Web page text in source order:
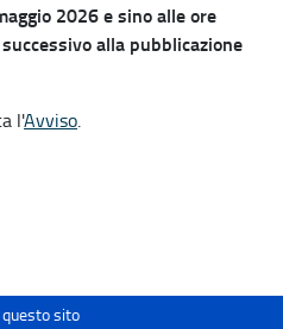
2026 e sino alle ore
alla pubblicazione
l'Avviso.
sito